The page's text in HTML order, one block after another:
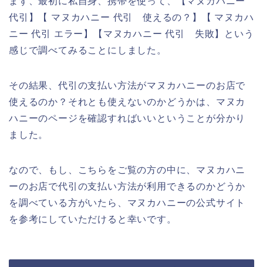
代引】【 マヌカハニー 代引 使えるの？】【 マヌカハ
ニー 代引 エラー】【マヌカハニー 代引 失敗】という
感じで調べてみることにしました。
その結果、代引の支払い方法がマヌカハニーのお店で
使えるのか？それとも使えないのかどうかは、マヌカ
ハニーのページを確認すればいいということが分かり
ました。
なので、もし、こちらをご覧の方の中に、マヌカハニ
ーのお店で代引の支払い方法が利用できるのかどうか
を調べている方がいたら、マヌカハニーの公式サイト
を参考にしていただけると幸いです。